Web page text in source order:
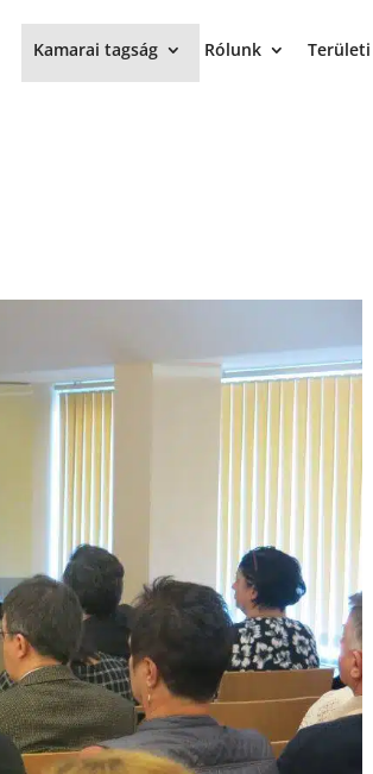
Kamarai tagság Rólunk